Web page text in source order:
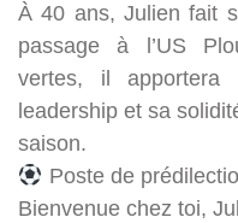
À 40 ans, Julien fait
passage à l’US
vertes, il apportera
leadership et sa
saison.
Poste de
Bienvenue chez toi,